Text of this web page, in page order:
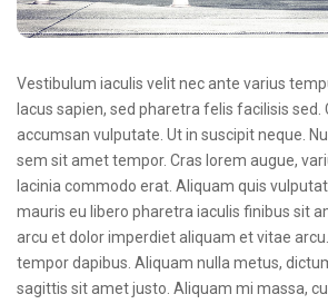
Vestibulum iaculis velit nec ante varius
lacus sapien, sed pharetra felis facilisis sed.
accumsan vulputate. Ut in suscipit neque.
sem sit amet tempor. Cras lorem augue,
lacinia commodo erat. Aliquam quis
mauris eu libero pharetra iaculis finibus sit
arcu et dolor imperdiet aliquam et vitae
tempor dapibus. Aliquam nulla metus,
sagittis sit amet justo. Aliquam mi massa,